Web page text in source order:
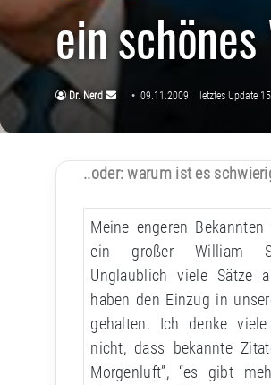
ein
Dr. Nerd
Sende
E-
Mail
09.11.2009 letztes Update
..oder: warum ist es
Meine engeren
ein großer William
Unglaublich viele Sätze
haben den Einzug in
gehalten. Ich denke
nicht, dass bekannte
Morgenluft”, “es gibt